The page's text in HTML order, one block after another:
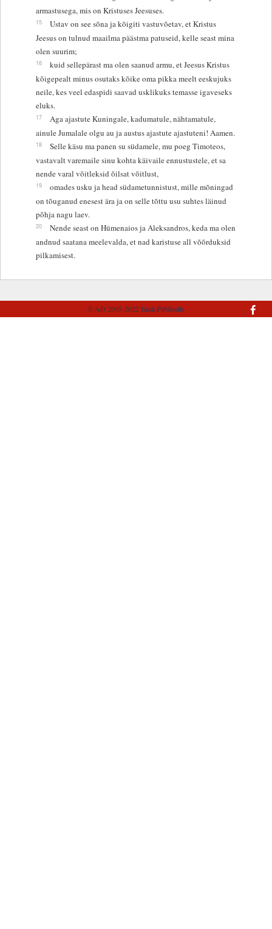
armastusega, mis on Kristuses Jeesuses.
15
Ustav on see sõna ja kõigiti vastuvõetav, et Kristus
Jeesus on tulnud maailma päästma patuseid, kelle seast mina
olen suurim;
16
kuid sellepärast ma olen saanud armu, et Jeesus Kristus
kõigepealt minus osutaks kõike oma pikka meelt eeskujuks
neile, kes veel edaspidi saavad usklikuks temasse igaveseks
eluks.
17
Aga ajastute Kuningale, kadumatule, nähtamatule,
ainule Jumalale olgu au ja austus ajastute ajastuteni! Aamen.
18
Selle käsu ma panen su südamele, mu poeg Timoteos,
vastavalt varemaile sinu kohta käivaile ennustustele, et sa
nende varal võitleksid õilsat võitlust,
19
omades usku ja head südametunnistust, mille mõningad
on tõuganud enesest ära ja on selle tõttu usu suhtes läinud
põhja nagu laev.
20
Nende seast on Hümenaios ja Aleksandros, keda ma olen
andnud saatana meelevalda, et nad karistuse all võõrduksid
pilkamisest.
© AD 2005-2022Eesti Piibliselts